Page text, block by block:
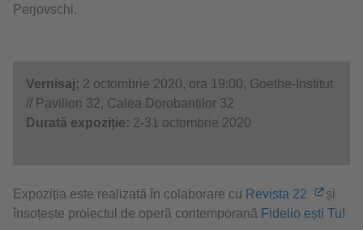
Perjovschi.
Vernisaj: 2 octombrie 2020, ora 19:00, Goethe-Institut
// Pavilion 32, Calea Dorobanților 32
Durată expoziție: 2-31 octombrie 2020
Expoziția este realizată în colaborare cu Revista 22
și
însoțește proiectul de operă contemporană Fidelio ești Tu!